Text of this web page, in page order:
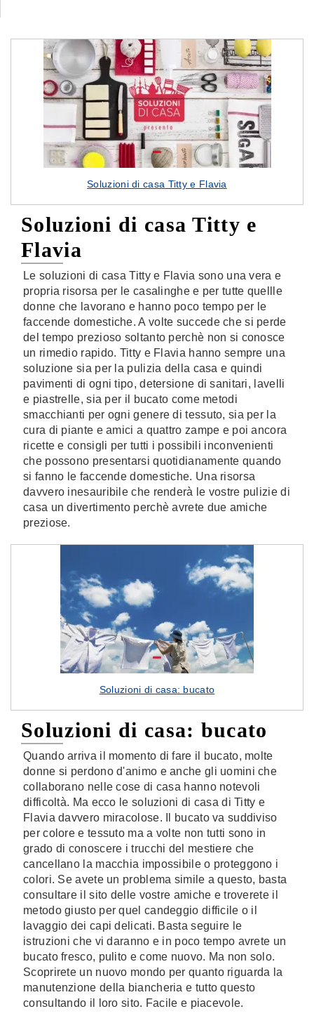
Soluzioni di casa Titty e Flavia
Soluzioni di casa Titty e
Flavia
Le soluzioni di casa Titty e Flavia sono una vera e
propria risorsa per le casalinghe e per tutte quellle
donne che lavorano e hanno poco tempo per le
faccende domestiche. A volte succede che si perde
del tempo prezioso soltanto perchè non si conosce
un rimedio rapido. Titty e Flavia hanno sempre una
soluzione sia per la pulizia della casa e quindi
pavimenti di ogni tipo, detersione di sanitari, lavelli
e piastrelle, sia per il bucato come metodi
smacchianti per ogni genere di tessuto, sia per la
cura di piante e amici a quattro zampe e poi ancora
ricette e consigli per tutti i possibili inconvenienti
che possono presentarsi quotidianamente quando
si fanno le faccende domestiche. Una risorsa
davvero inesauribile che renderà le vostre pulizie di
casa un divertimento perchè avrete due amiche
preziose.
Soluzioni di casa: bucato
Soluzioni di casa: bucato
Quando arriva il momento di fare il bucato, molte
donne si perdono d'animo e anche gli uomini che
collaborano nelle cose di casa hanno notevoli
difficoltà. Ma ecco le soluzioni di casa di Titty e
Flavia davvero miracolose. Il bucato va suddiviso
per colore e tessuto ma a volte non tutti sono in
grado di conoscere i trucchi del mestiere che
cancellano la macchia impossibile o proteggono i
colori. Se avete un problema simile a questo, basta
consultare il sito delle vostre amiche e troverete il
metodo giusto per quel candeggio difficile o il
lavaggio dei capi delicati. Basta seguire le
istruzioni che vi daranno e in poco tempo avrete un
bucato fresco, pulito e come nuovo. Ma non solo.
Scoprirete un nuovo mondo per quanto riguarda la
manutenzione della biancheria e tutto questo
consultando il loro sito. Facile e piacevole.